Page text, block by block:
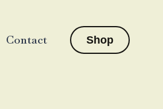
Contact Shop